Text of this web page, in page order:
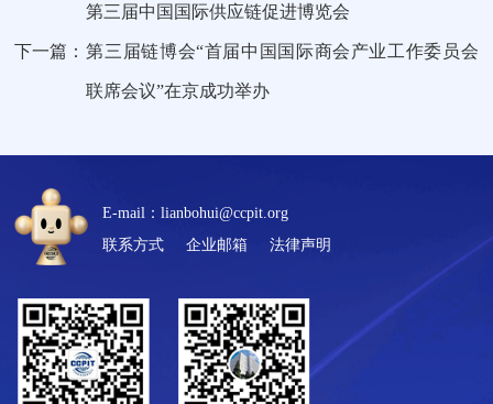
第三届中国国际供应链促进博览会
下一篇： 第三届链博会“首届中国国际商会产业工作委员会
联席会议”在京成功举办
E-mail：lianbohui@ccpit.org
联系方式
企业邮箱 法律声明